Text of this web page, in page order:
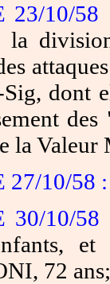
23/10/58
la
dont
la Valeur
27/10/58 :
30/10/
et
72